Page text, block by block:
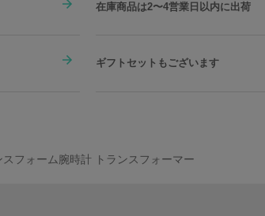
在庫商品は2〜4営業日以内に出荷
ギフトセットもございます
フォーム腕時計 トランスフォーマー